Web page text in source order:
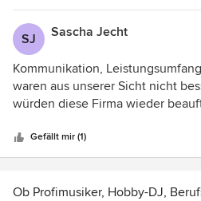
Musikanlage/Beamer)
SJ Sascha Jecht
Kommunikation,
waren aus unserer Sicht nicht
würden diese Firma wieder
Spezifizierung der Wünsche
Optimierung des Projektes, die
Anforderungen und übertrafen
Gefällt mir (1)
Ob Profimusiker, Hobby-DJ,